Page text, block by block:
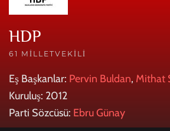
HDP
61 MILLETVEKILI
Eş Başkanlar: Pervin Buldan, Mithat
Kuruluş: 2012
Parti Sözcüsü: Ebru Günay